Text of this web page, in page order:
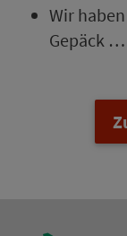
Wir
Gepäck …